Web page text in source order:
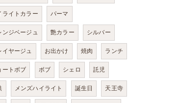
ライトカラー パーマ
ンジベージュ 艶カラー シルバー
イヤージュ お出かけ 焼肉 ランチ
ートボブ ボブ シェロ 託児
メンズハイライト 誕生日 天王寺